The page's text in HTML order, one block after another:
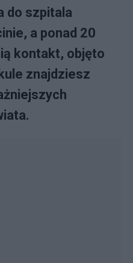
do szpitala
a ponad 20
kontakt, objęto
znajdziesz